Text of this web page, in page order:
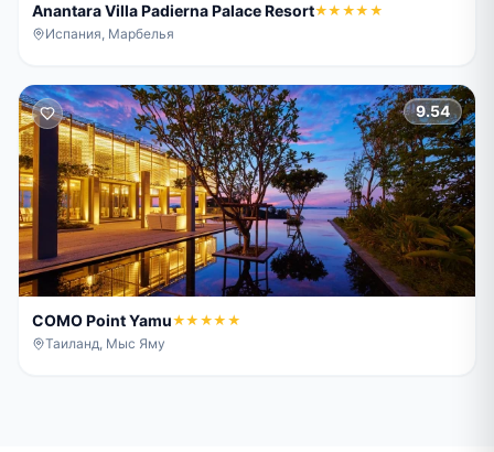
Anantara Villa Padierna Palace Resort★★★★★
Испания, Марбелья
9.54
COMO Point Yamu★★★★★
Таиланд, Мыс Яму